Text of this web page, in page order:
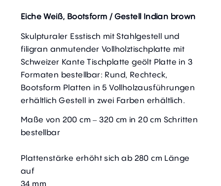
Eiche Weiß, Bootsform / Gestell Indian brown
Skulpturaler Esstisch mit Stahlgestell und
filigran anmutender Vollholztischplatte mit
Schweizer Kante Tischplatte geölt Platte in 3
Formaten bestellbar: Rund, Rechteck,
Bootsform Platten in 5 Vollholzausführungen
erhältlich Gestell in zwei Farben erhältlich.
Maße von 200 cm – 320 cm in 20 cm Schritten
bestellbar
Plattenstärke erhöht sich ab 280 cm Länge
auf
34 mm